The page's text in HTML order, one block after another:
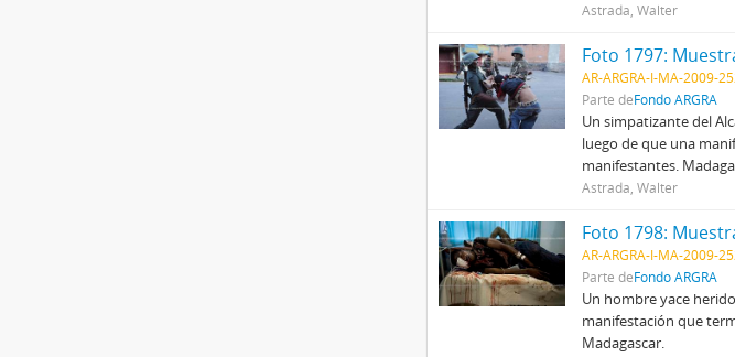
Astrada, Walter
Foto 1797:
AR-ARGRA-I-MA-2009-
Parte deFondo ARGRA
Un simpatizante del
luego de que una
manifestantes.
Astrada, Walter
Foto 1798:
AR-ARGRA-I-MA-2009-
Parte deFondo ARGRA
Un hombre yace
manifestación que
Madagascar.